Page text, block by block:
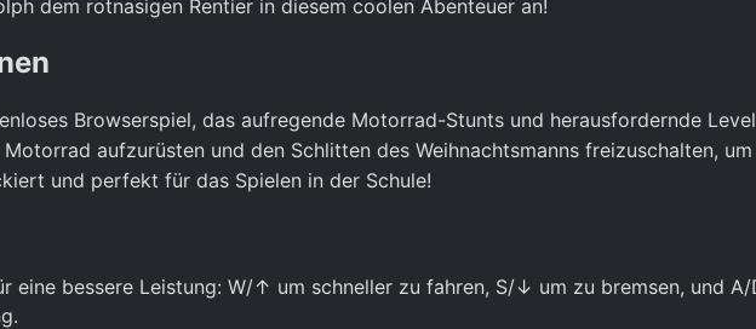
dem rotnasigen Rentier in diesem coolen Abenteuer an!
Browserspiel, das aufregende Motorrad-Stunts und herausfordernde Level
aufzurüsten und den Schlitten des Weihnachtsmanns freizuschalten,
und perfekt für das Spielen in der Schule!
eine bessere Leistung: W/↑ um schneller zu fahren, S/↓ um zu bremsen, und A/